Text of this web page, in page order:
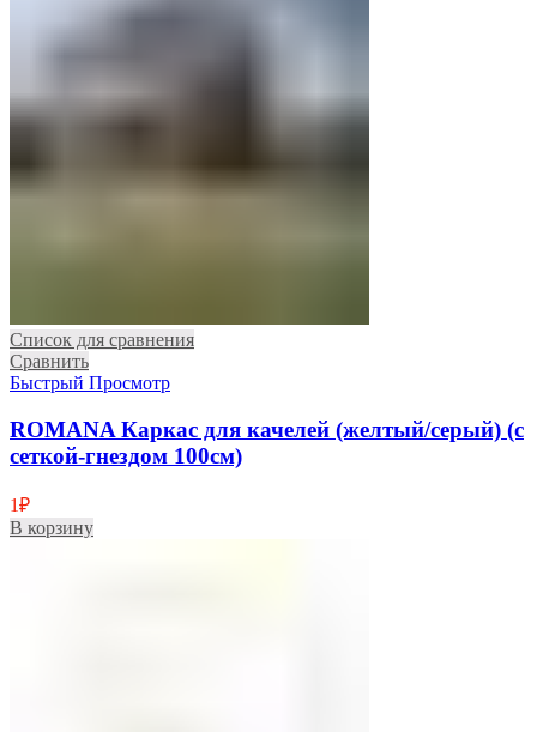
Список для сравнения
Сравнить
Быстрый Просмотр
ROMANA Каркас для качелей (желтый/серый) (с
сеткой-гнездом 100см)
1₽
В корзину